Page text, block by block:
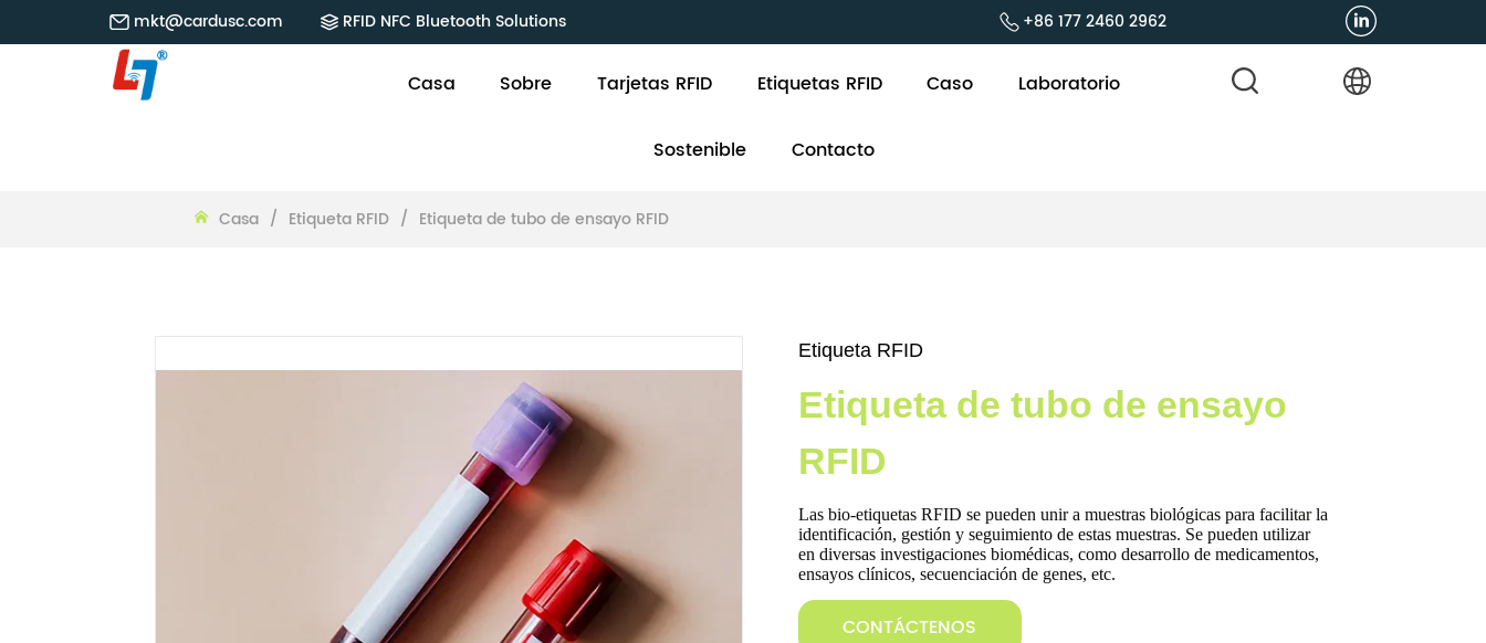
mkt@cardusc.com RFID NFC Bluetooth Solutions +86 177 2460 2962
Casa Sobre Tarjetas RFID Etiquetas RFID Caso Laboratorio
Sostenible Contacto
Casa / Etiqueta RFID / Etiqueta de tubo de ensayo RFID
Etiqueta RFID
Etiqueta de tubo de ensayo
RFID
CONTÁCTENOS